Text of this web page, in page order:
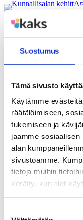
Suostumus
Tämä sivusto
Käytämme
räätälöimiseen,
tukemiseen ja
jaamme sosiaalisen
alan
sivustoamme.
tietoja muihin
kerätty, kun olet
Siirry
sisältöön
Tilaa
Polemiikki-lehti ilmestyy
artikkelit digimuodossa
lukijakuntaamme!
Etunimi Sukunimi
Sähköposti
Minulle saa lähettää